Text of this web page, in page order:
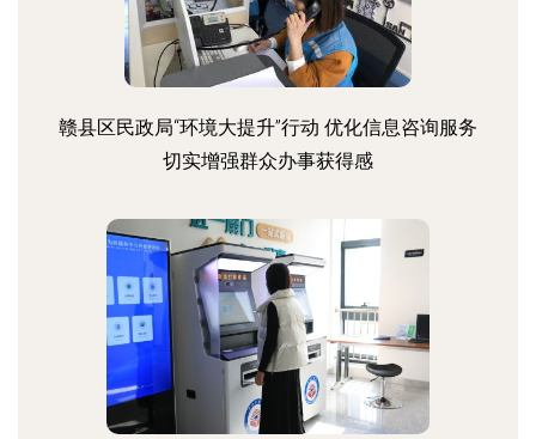
赣县区民政局“环境大提升”行动 优化信息咨询服务
切实增强群众办事获得感